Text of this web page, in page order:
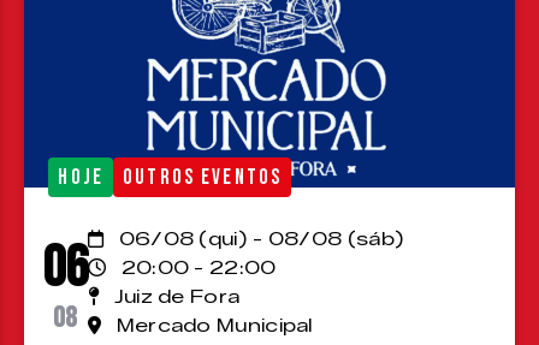
HOJE OUTROS EVENTOS
06
08
06/08 (qui) - 08/08 (sáb)
20:00 - 22:00
Juiz de Fora
Mercado Municipal